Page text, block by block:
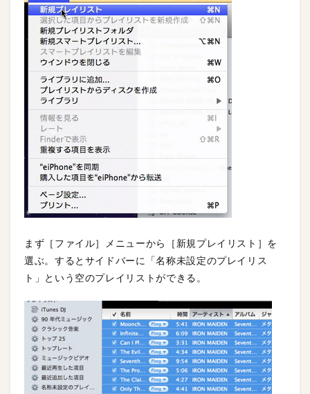
まず［ファイル］メニューから［新規プレイリスト］を
選ぶ。するとサイドバーに「名称未設定のプレイリス
ト」という空のプレイリストができる。